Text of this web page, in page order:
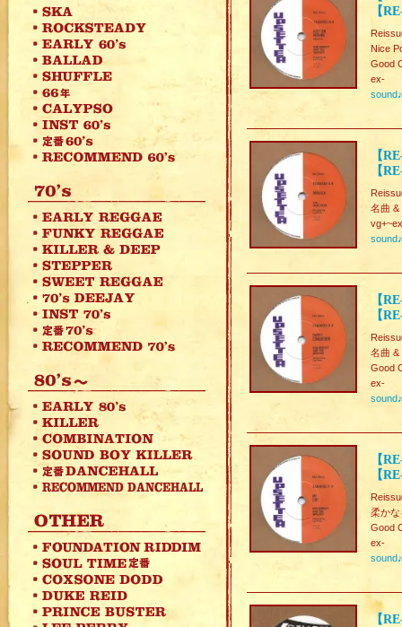
【
Nice
Good
ex-
sound♪
【
【
名曲 &
sound♪
【
【
名曲 &
Good
ex-
sound♪
【
【
柔か
Good
ex-
sound♪
【